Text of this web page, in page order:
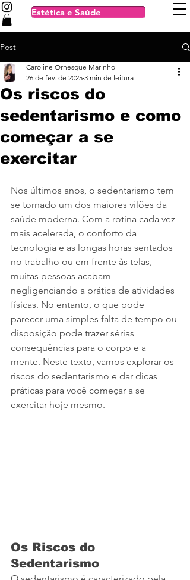
Estética e Saúde
Post
Os riscos do
sedentarismo e como
começar a se
exercitar
Caroline Ornesque Marinho
26 de fev. de 2025 3 min de leitura
Nos últimos anos, o sedentarismo tem
se tornado um dos maiores vilões da
saúde moderna. Com a rotina cada vez
mais acelerada, o conforto da
tecnologia e as longas horas sentados
no trabalho ou em frente às telas,
muitas pessoas acabam
negligenciando a prática de atividades
físicas. No entanto, o que pode
parecer uma simples falta de tempo ou
disposição pode trazer sérias
consequências para o corpo e a
mente. Neste texto, vamos explorar os
riscos do sedentarismo e dar dicas
práticas para você começar a se
exercitar hoje mesmo.
Os Riscos do
Sedentarismo